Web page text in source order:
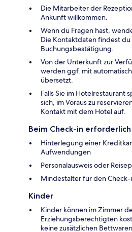
Die Mitarbeiter der
Ankunft willkommen.
Wenn du Fragen hast,
Die Kontaktdaten findest
Buchungsbestätigung.
Von der Unterkunft zur
werden ggf. mit
übersetzt.
Falls Sie im Hotelrestaurant
sich, im Voraus zu
Kontakt mit dem Hotel auf.
Beim Check-in erforderlich
Hinterlegung einer
Aufwendungen
Personalausweis oder
Mindestalter für den Check-
Kinder
Kinder können im Zimmer
Erziehungsberechtigten
keine zusätzlichen